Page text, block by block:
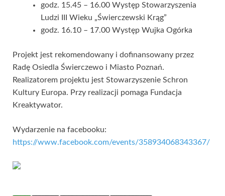
godz. 15.45 – 16.00 Występ Stowarzyszenia
Ludzi III Wieku „Świerczewski Krąg”
godz. 16.10 – 17.00 Występ Wujka Ogórka
Projekt jest rekomendowany i dofinansowany przez
Radę Osiedla Świerczewo i Miasto Poznań.
Realizatorem projektu jest Stowarzyszenie Schron
Kultury Europa. Przy realizacji pomaga Fundacja
Kreaktywator.
Wydarzenie na facebooku:
https://www.facebook.com/events/358934068343367/